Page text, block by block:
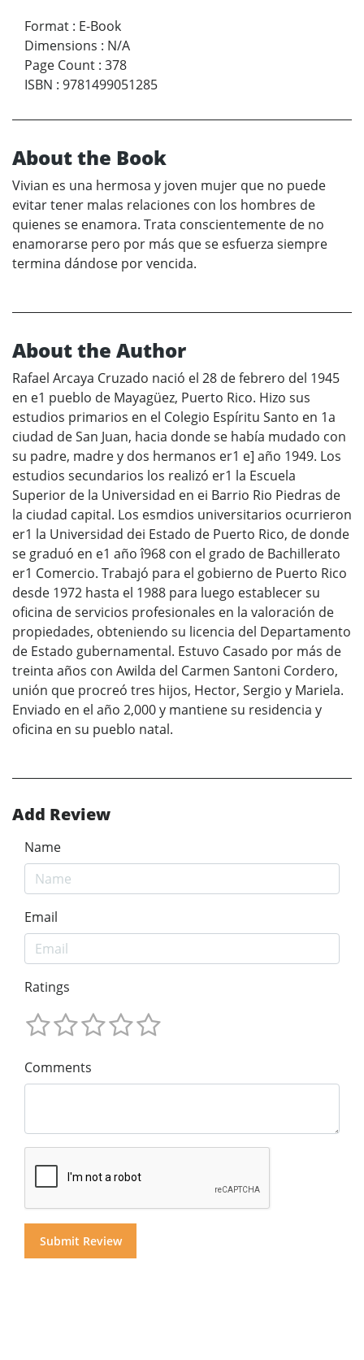
Format : E-Book
Dimensions : N/A
Page Count : 378
ISBN : 9781499051285
About the Book
Vivian es una hermosa y joven mujer que no puede
evitar tener malas relaciones con los hombres de
quienes se enamora. Trata conscientemente de no
enamorarse pero por más que se esfuerza siempre
termina dándose por vencida.
About the Author
Rafael Arcaya Cruzado nació el 28 de febrero del 1945
en e1 pueblo de Mayagüez, Puerto Rico. Hizo sus
estudios primarios en el Colegio Espíritu Santo en 1a
ciudad de San Juan, hacia donde se había mudado con
su padre, madre y dos hermanos er1 e] año 1949. Los
estudios secundarios los realizó er1 la Escuela
Superior de la Universidad en ei Barrio Rio Piedras de
la ciudad capital. Los esmdios universitarios ocurrieron
er1 la Universidad dei Estado de Puerto Rico, de donde
se graduó en e1 año î968 con el grado de Bachillerato
er1 Comercio. Trabajó para el gobierno de Puerto Rico
desde 1972 hasta el 1988 para luego establecer su
oficina de servicios profesionales en la valoración de
propiedades, obteniendo su licencia del Departamento
de Estado gubernamental. Estuvo Casado por más de
treinta años con Awilda del Carmen Santoni Cordero,
unión que procreó tres hijos, Hector, Sergio y Mariela.
Enviado en el año 2,000 y mantiene su residencia y
oficina en su pueblo natal.
Add Review
Name
Email
Ratings
Comments